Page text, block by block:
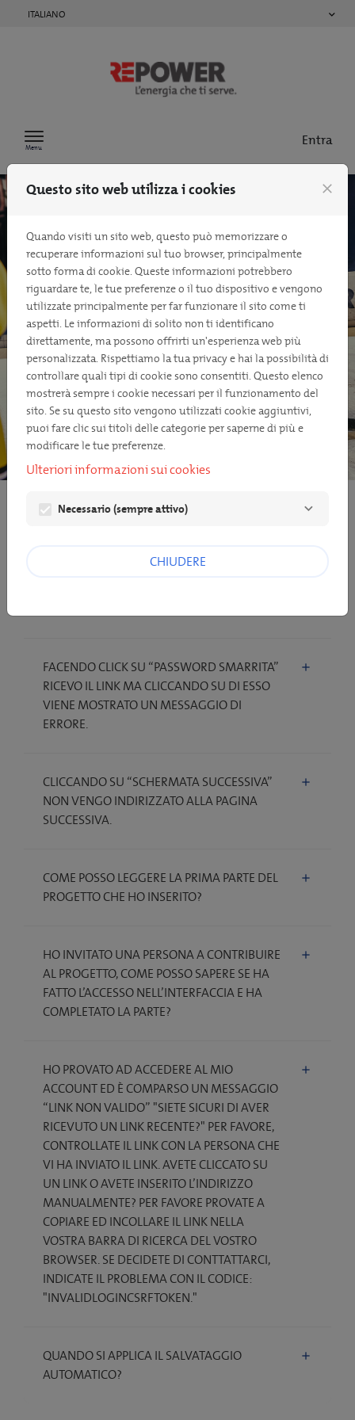
ITALIANO
Menu Entra
FAQ
DOPO AVER CLICCATO SU "PASSWORD
FACENDO CLICK SU “PASSWORD SMARRITA”
RICEVO IL LINK MA CLICCANDO SU DI ESSO
VIENE MOSTRATO UN MESSAGGIO DI
ERRORE.
CLICCANDO SU “SCHERMATA SUCCESSIVA”
NON VENGO INDIRIZZATO ALLA PAGINA
SUCCESSIVA.
COME POSSO LEGGERE LA PRIMA PARTE DEL
PROGETTO CHE HO INSERITO?
HO INVITATO UNA PERSONA A CONTRIBUIRE
AL PROGETTO, COME POSSO SAPERE SE HA
FATTO L’ACCESSO NELL’INTERFACCIA E HA
COMPLETATO LA PARTE?
HO PROVATO AD ACCEDERE AL MIO
ACCOUNT ED È COMPARSO UN MESSAGGIO
“LINK NON VALIDO” "SIETE SICURI DI AVER
RICEVUTO UN LINK RECENTE?" PER FAVORE,
CONTROLLATE IL LINK CON LA PERSONA CHE
VI HA INVIATO IL LINK. AVETE CLICCATO SU
UN LINK O AVETE INSERITO L’INDIRIZZO
MANUALMENTE? PER FAVORE PROVATE A
COPIARE ED INCOLLARE IL LINK NELLA
VOSTRA BARRA DI RICERCA DEL VOSTRO
BROWSER. SE DECIDETE DI CONTTATTARCI,
INDICATE IL PROBLEMA CON IL CODICE:
"INVALIDLOGINCSRFTOKEN."
QUANDO SI APPLICA IL SALVATAGGIO
AUTOMATICO?
Questo sito web utilizza i cookies close
Quando visiti un sito web, questo può memorizzare o
recuperare informazioni sul tuo browser, principalmente
sotto forma di cookie. Queste informazioni potrebbero
riguardare te, le tue preferenze o il tuo dispositivo e vengono
utilizzate principalmente per far funzionare il sito come ti
aspetti. Le informazioni di solito non ti identificano
direttamente, ma possono offrirti un'esperienza web più
personalizzata. Rispettiamo la tua privacy e hai la possibilità di
controllare quali tipi di cookie sono consentiti. Questo elenco
mostrerà sempre i cookie necessari per il funzionamento del
sito. Se su questo sito vengono utilizzati cookie aggiuntivi,
puoi fare clic sui titoli delle categorie per saperne di più e
modificare le tue preferenze.
Ulteriori informazioni sui cookies
Necessario (sempre attivo)
CHIUDERE